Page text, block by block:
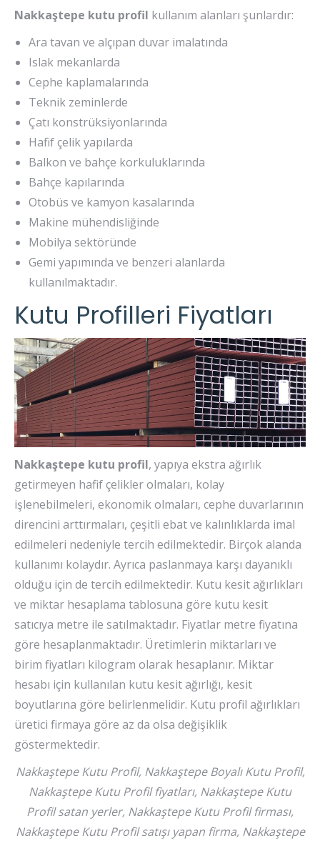
Nakkaştepe kutu profil kullanım alanları şunlardır:
Ara tavan ve alçıpan duvar imalatında
Islak mekanlarda
Cephe kaplamalarında
Teknik zeminlerde
Çatı konstrüksiyonlarında
Hafif çelik yapılarda
Balkon ve bahçe korkuluklarında
Bahçe kapılarında
Otobüs ve kamyon kasalarında
Makine mühendisliğinde
Mobilya sektöründe
Gemi yapımında ve benzeri alanlarda
kullanılmaktadır.
Kutu Profilleri Fiyatları
Nakkaştepe kutu profil, yapıya ekstra ağırlık
getirmeyen hafif çelikler olmaları, kolay
işlenebilmeleri, ekonomik olmaları, cephe duvarlarının
direncini arttırmaları, çeşitli ebat ve kalınlıklarda imal
edilmeleri nedeniyle tercih edilmektedir. Birçok alanda
kullanımı kolaydır. Ayrıca paslanmaya karşı dayanıklı
olduğu için de tercih edilmektedir. Kutu kesit ağırlıkları
ve miktar hesaplama tablosuna göre kutu kesit
satıcıya metre ile satılmaktadır. Fiyatlar metre fiyatına
göre hesaplanmaktadır. Üretimlerin miktarları ve
birim fiyatları kilogram olarak hesaplanır. Miktar
hesabı için kullanılan kutu kesit ağırlığı, kesit
boyutlarına göre belirlenmelidir. Kutu profil ağırlıkları
üretici firmaya göre az da olsa değişiklik
göstermektedir.
Nakkaştepe Kutu Profil, Nakkaştepe Boyalı Kutu Profil,
Nakkaştepe Kutu Profil fiyatları, Nakkaştepe Kutu
Profil satan yerler, Nakkaştepe Kutu Profil firması,
Nakkaştepe Kutu Profil satışı yapan firma, Nakkaştepe